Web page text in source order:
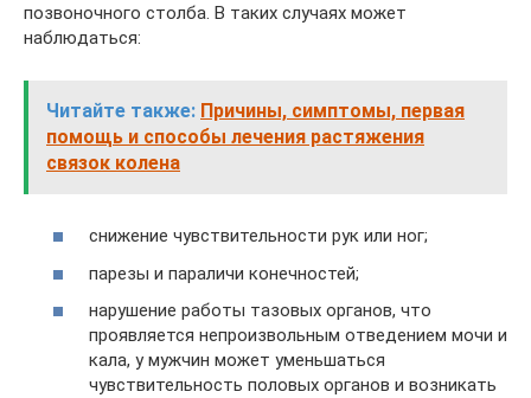
позвоночного столба. В таких случаях может
наблюдаться:
Читайте также: Причины, симптомы, первая
помощь и способы лечения растяжения
связок колена
снижение чувствительности рук или ног;
парезы и параличи конечностей;
нарушение работы тазовых органов, что
проявляется непроизвольным отведением мочи и
кала, у мужчин может уменьшаться
чувствительность половых органов и возникать